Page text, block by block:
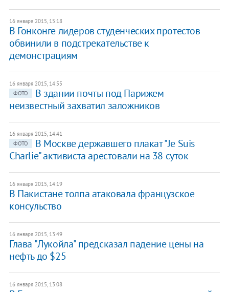
16 января 2015, 15:18
В Гонконге лидеров студенческих протестов
обвинили в подстрекательстве к
демонстрациям
16 января 2015, 14:55
ФОТО
В здании почты под Парижем
неизвестный захватил заложников
16 января 2015, 14:41
ФОТО
В Москве державшего плакат "Je Suis
Charlie" активиста арестовали на 38 суток
16 января 2015, 14:19
​В Пакистане толпа атаковала французское
консульство
16 января 2015, 13:49
Глава "Лукойла" предсказал падение цены на
нефть до $25
16 января 2015, 13:08